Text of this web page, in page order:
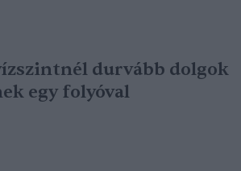
durvább dolgok
egy folyóval